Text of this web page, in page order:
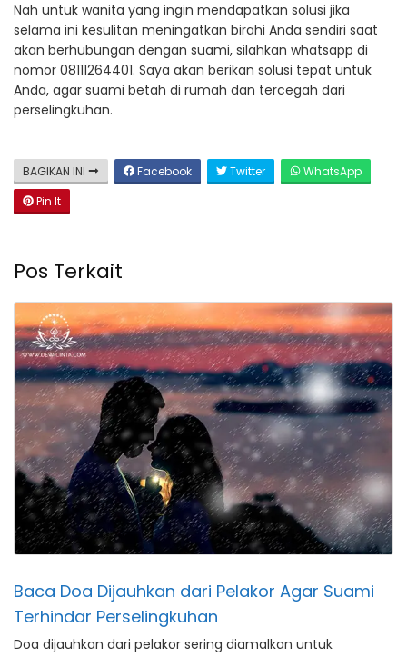
Nah untuk wanita yang ingin mendapatkan solusi jika
selama ini kesulitan meningatkan birahi Anda sendiri saat
akan berhubungan dengan suami, silahkan whatsapp di
nomor 08111264401. Saya akan berikan solusi tepat untuk
Anda, agar suami betah di rumah dan tercegah dari
perselingkuhan.
BAGIKAN INI Facebook Twitter
WhatsApp
Pin It
Pos Terkait
Baca Doa Dijauhkan dari Pelakor Agar Suami
Terhindar Perselingkuhan
Doa dijauhkan dari pelakor sering diamalkan untuk